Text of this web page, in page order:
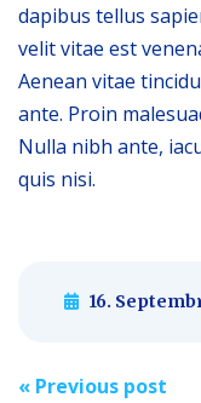
dapibus tellus
velit vitae est
Aenean vitae
ante. Proin
Nulla nibh ante,
quis nisi.
16.
Post
« Previous post